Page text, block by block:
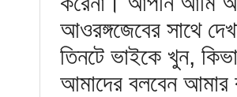
আওরঙ্গজেবের সাথে
তিনটে ভাইকে খুন,
আমাদের বলবেন